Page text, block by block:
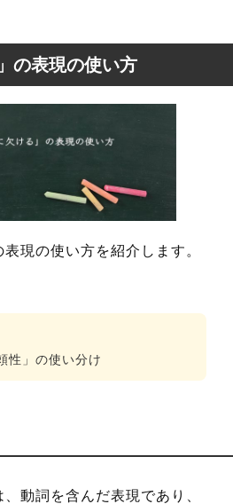
の表現の使い方
表現の使い方を紹介します。
性」の使い分け
、動詞を含んだ表現であり、